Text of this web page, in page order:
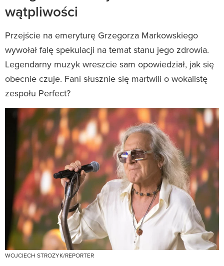
wątpliwości
Przejście na emeryturę Grzegorza Markowskiego
wywołał falę spekulacji na temat stanu jego zdrowia.
Legendarny muzyk wreszcie sam opowiedział, jak się
obecnie czuje. Fani słusznie się martwili o wokalistę
zespołu Perfect?
WOJCIECH STROZYK/REPORTER